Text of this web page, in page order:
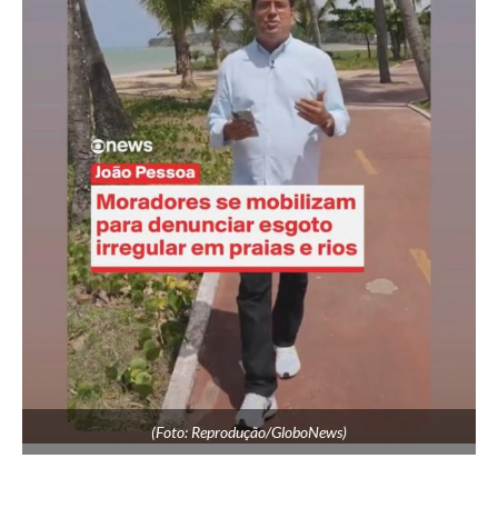
(Foto: Reprodução/GloboNews)